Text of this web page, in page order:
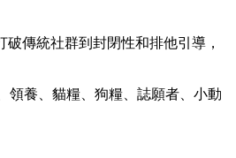
傳統社群到封閉性和排他引導，
領養、貓糧、狗糧、誌願者、小動